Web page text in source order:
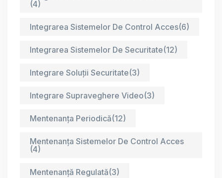
(4)
Integrarea Sistemelor De Control Acces(6)
Integrarea Sistemelor De Securitate(12)
Integrare Soluții Securitate(3)
Integrare Supraveghere Video(3)
Mentenanța Periodică(12)
Mentenanța Sistemelor De Control Acces
(4)
Mentenanță Regulată(3)